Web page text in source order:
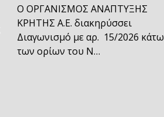
Ο ΟΡΓΑΝΙΣΜΟΣ ΑΝΑΠΤΥΞΗΣ
ΚΡΗΤΗΣ Α.Ε. διακηρύσσει
Διαγωνισμό με αρ. 15/2026 κάτω
των ορίων του Ν…